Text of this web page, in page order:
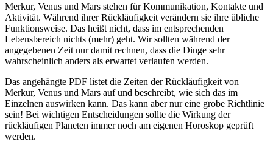
Merkur, Venus und Mars stehen für Kommunikation, Kontakte und
Aktivität. Während ihrer Rückläufigkeit verändern sie ihre übliche
Funktionsweise. Das heißt nicht, dass im entsprechenden
Lebensbereich nichts (mehr) geht. Wir sollten während der
angegebenen Zeit nur damit rechnen, dass die Dinge sehr
wahrscheinlich anders als erwartet verlaufen werden.
Das angehängte PDF listet die Zeiten der Rückläufigkeit von
Merkur, Venus und Mars auf und beschreibt, wie sich das im
Einzelnen auswirken kann. Das kann aber nur eine grobe Richtlinie
sein! Bei wichtigen Entscheidungen sollte die Wirkung der
rückläufigen Planeten immer noch am eigenen Horoskop geprüft
werden.